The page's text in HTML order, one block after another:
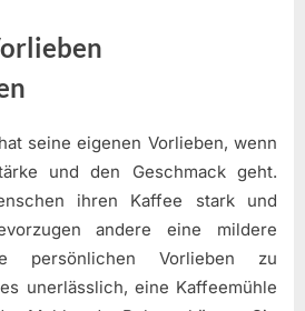
seine eigenen Vorlieben, wenn
und den Geschmack geht.
ihren Kaffee stark und
andere eine mildere
persönlichen Vorlieben zu
unerlässlich, eine Kaffeemühle